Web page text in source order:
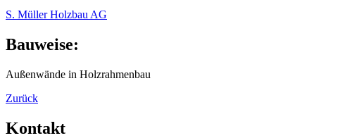
S. Müller Holzbau AG
Bauweise:
Außenwände in Holzrahmenbau
Zurück
Kontakt